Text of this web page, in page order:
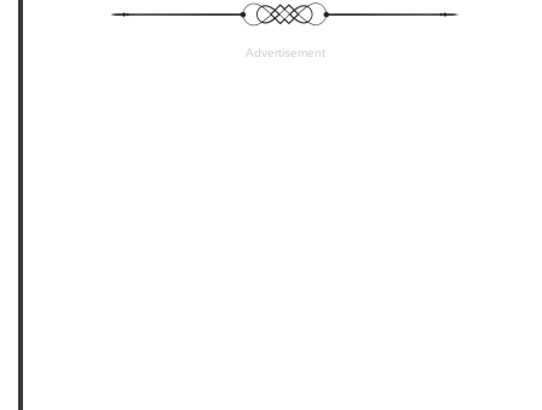
Advertisement